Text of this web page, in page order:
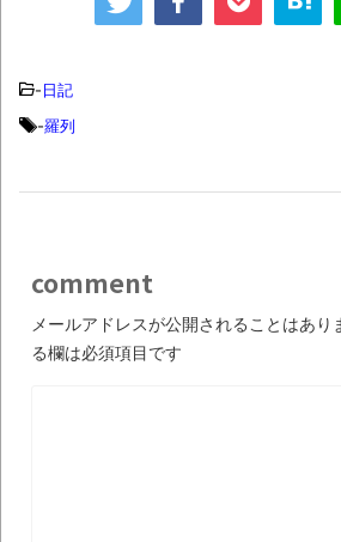
か 【悲報】辻元清美
てしまうとか
初回完全限定
-日記
-羅列
comment
メールアドレスが公開されることはあり
る欄は必須項目です